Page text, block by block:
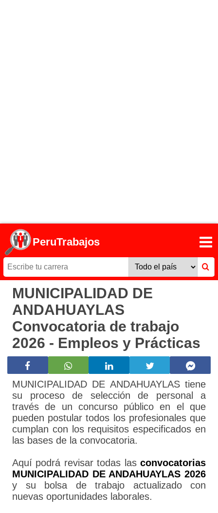
PeruTrabajos
MUNICIPALIDAD DE
ANDAHUAYLAS
Convocatoria de trabajo
2026 - Empleos y Prácticas
MUNICIPALIDAD DE ANDAHUAYLAS tiene
su proceso de selección de personal a
través de un concurso público en el que
pueden postular todos los profesionales que
cumplan con los requisitos especificados en
las bases de la convocatoria.
Aquí podrá revisar todas las convocatorias
MUNICIPALIDAD DE ANDAHUAYLAS 2026
y su bolsa de trabajo actualizado con
nuevas oportunidades laborales.